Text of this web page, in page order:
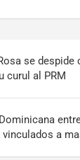
se
curul al PRM
vinculados a